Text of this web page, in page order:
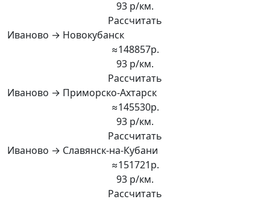
93 р/км.
Рассчитать
Иваново → Новокубанск
≈148857р.
93 р/км.
Рассчитать
Иваново → Приморско-Ахтарск
≈145530р.
93 р/км.
Рассчитать
Иваново → Славянск-на-Кубани
≈151721р.
93 р/км.
Рассчитать